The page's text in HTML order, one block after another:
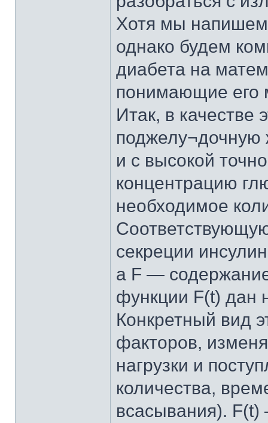
Хотя мы
однако будем
диабета на
понимающие его
Итак, в
поджелу¬дочную
и с высокой
концентрацию
необходимое
секреции
a F —
функции F(t) дан
Конкретный вид
факторов,
нагрузки и
количества,
всасывания).